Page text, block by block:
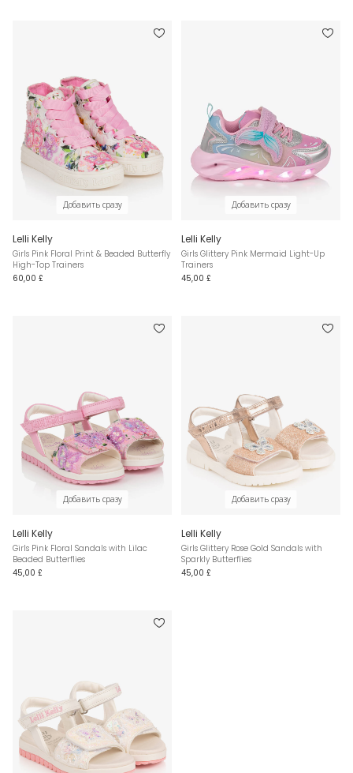
Добавить сразу
Lelli Kelly
Girls Pink Floral Print & Beaded Butterfly
High-Top Trainers
60,00 £
Добавить сразу
Lelli Kelly
Girls Glittery Pink Mermaid Light-Up
Trainers
45,00 £
Добавить сразу
Lelli Kelly
Girls Pink Floral Sandals with Lilac
Beaded Butterflies
45,00 £
Добавить сразу
Lelli Kelly
Girls Glittery Rose Gold Sandals with
Sparkly Butterflies
45,00 £